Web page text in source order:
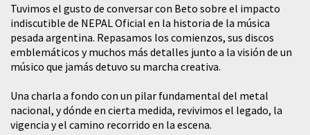
Tuvimos el gusto de conversar con Beto sobre el impacto
indiscutible de NEPAL Oficial en la historia de la música
pesada argentina. Repasamos los comienzos, sus discos
emblemáticos y muchos más detalles junto a la visión de un
músico que jamás detuvo su marcha creativa.
​Una charla a fondo con un pilar fundamental del metal
nacional, y dónde en cierta medida, revivimos el legado, la
vigencia y el camino recorrido en la escena.